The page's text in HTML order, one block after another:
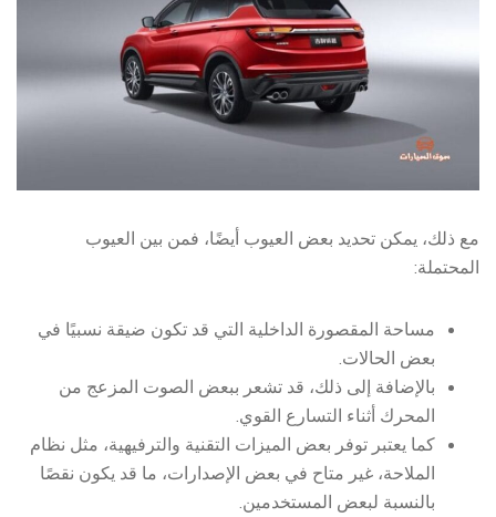
مع ذلك، يمكن تحديد بعض العيوب أيضًا، فمن بين العيوب
المحتملة:
مساحة المقصورة الداخلية التي قد تكون ضيقة نسبيًا في
بعض الحالات.
بالإضافة إلى ذلك، قد تشعر ببعض الصوت المزعج من
المحرك أثناء التسارع القوي.
كما يعتبر توفر بعض الميزات التقنية والترفيهية، مثل نظام
الملاحة، غير متاح في بعض الإصدارات، ما قد يكون نقصًا
بالنسبة لبعض المستخدمين.